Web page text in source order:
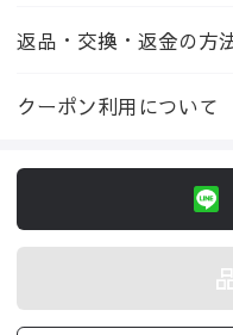
返品・交換・返金の方
クーポン利用について